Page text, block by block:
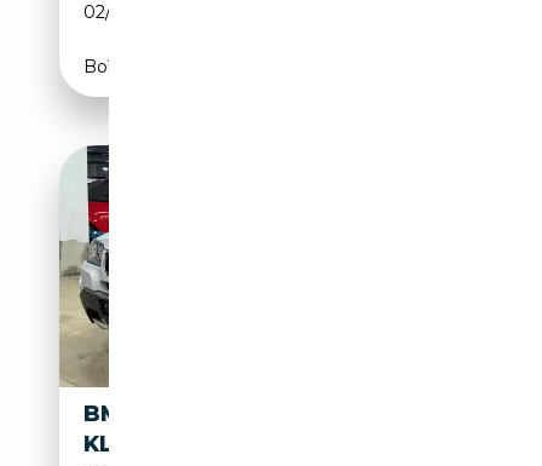
02/2012
Boîte automatique
BMW X3 XDRIVE 20D
KLIMA~ALLRAD~AUTOMATIK